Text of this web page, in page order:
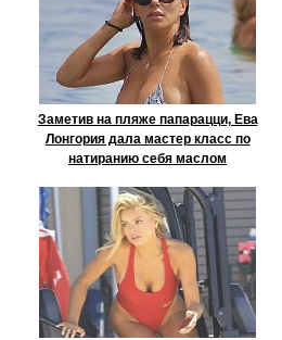
Заметив на пляже папарацци, Ева
Лонгория дала мастер класс по
натиранию себя маслом